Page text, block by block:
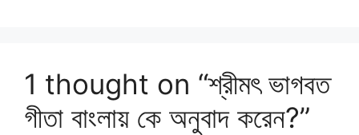
1 thought on “শ্রীমৎ ভাগবত
গীতা বাংলায় কে অনুবাদ করেন?”